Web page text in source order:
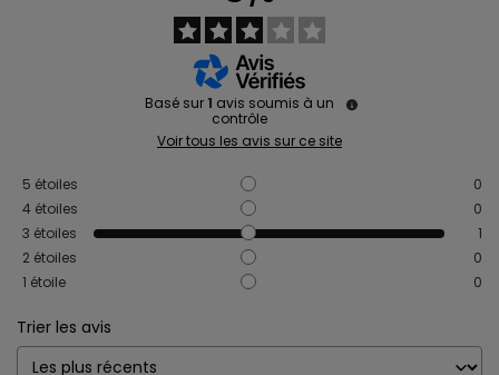
Basé sur 1 avis soumis à un
contrôle
Voir tous les avis sur ce site
5 étoiles
0
4 étoiles
0
3 étoiles
1
2 étoiles
0
1 étoile 0
Trier les avis